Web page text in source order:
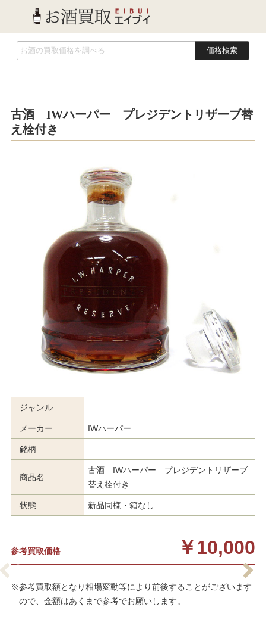
価格検索
古酒 IWハーパー プレジデントリザーブ替
え栓付き
ジャンル
メーカー IWハーパー
銘柄
商品名
古酒 IWハーパー プレジデントリザーブ
替え栓付き
状態 新品同様・箱なし
参考買取価格 ￥10,000
※参考買取額となり相場変動等により前後することがございます
ので、金額はあくまで参考でお願いします。